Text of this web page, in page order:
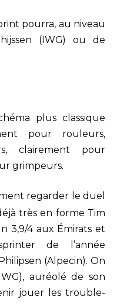
pourra, au niveau
(IWG) ou de
plus classique
pour rouleurs,
clairement pour
grimpeurs.
regarder le duel
très en forme Tim
3,9/4 aux Émirats et
de l’année
(Alpecin). On
auréolé de son
jouer les trouble-